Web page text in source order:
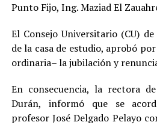
Punto Fijo, Ing. Maziad El
El Consejo Universitario (CU)
de la casa de estudio, aprobó
ordinaria– la jubilación y
En consecuencia, la rectora
Durán, informó que se
profesor José Delgado Pelayo